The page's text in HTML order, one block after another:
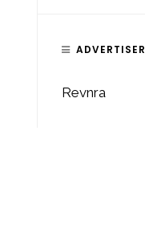
ADVERTISER
Revnra